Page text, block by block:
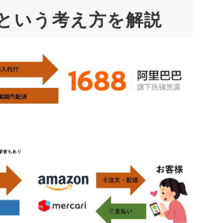
いう考え方を解説